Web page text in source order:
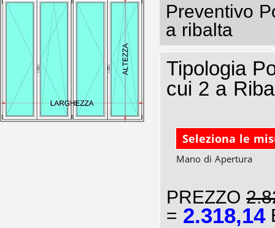
Preventivo
a ribalta
Tipologia
cui 2 a
Seleziona le
Mano di Apertura
PREZZO
= 2.318,14